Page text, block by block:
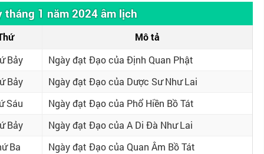
tháng 1 năm 2024 âm lịch
Mô tả
Bảy
Ngày đạt Đạo của Định Quan Phật
Bảy
Ngày đạt Đạo của Dược Sư Như Lai
Sáu
Ngày đạt Đạo của Phổ Hiền Bồ Tát
Bảy
Ngày đạt Đạo của A Di Đà Như Lai
Ba
Ngày đạt Đạo của Quan Âm Bồ Tát